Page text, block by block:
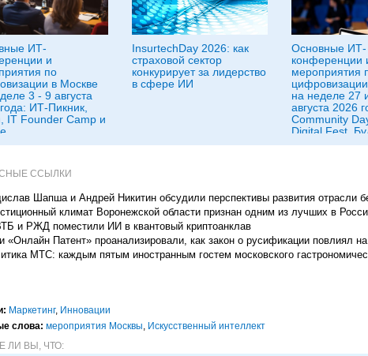
ИТ-
и
по
в Москве
3 - 9 августа
ИТ-Пикник,
IT Founder Camp и
InsurtechDay 2026: как
страховой сектор
конкурирует за лидерство
в сфере ИИ
Основные ИТ-
конференции
мероприятия
на неделе 27
августа 2026
Community
Digital Fest,
исследований
ССЫЛКИ
Шапша и Андрей Никитин обсудили перспективы развития отрасли
климат Воронежской области признан одним из лучших в
и РЖД поместили ИИ в квантовый криптоанклав
«Онлайн Патент» проанализировали, как закон о русификации повлиял на
МТС: каждым пятым иностранным гостем московского
Маркетинг, Инновации
слова: мероприятия Москвы, Искусственный интеллект
ЛИ ВЫ, ЧТО: